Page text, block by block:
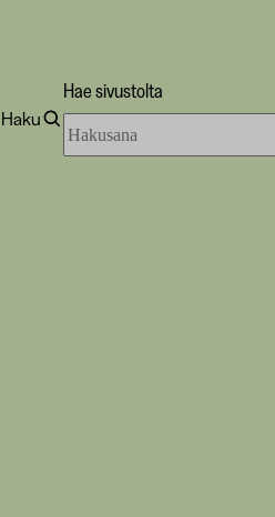
Haku
Hae sivustolta
sivustolta